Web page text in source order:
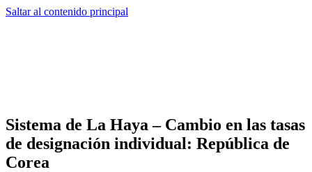
Saltar al contenido principal
Sistema de La Haya – Cambio en las tasas
de designación individual: República de
Corea